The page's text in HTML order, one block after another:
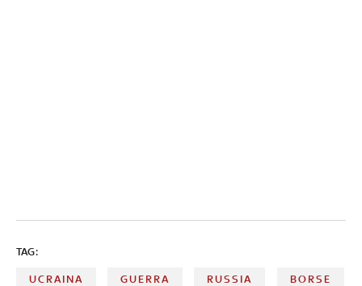
TAG:
UCRAINA GUERRA RUSSIA BORSE